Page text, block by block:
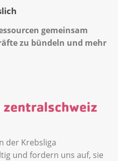
gemeinsam
zu bündeln und mehr
der Krebsliga
und fordern uns auf, sie